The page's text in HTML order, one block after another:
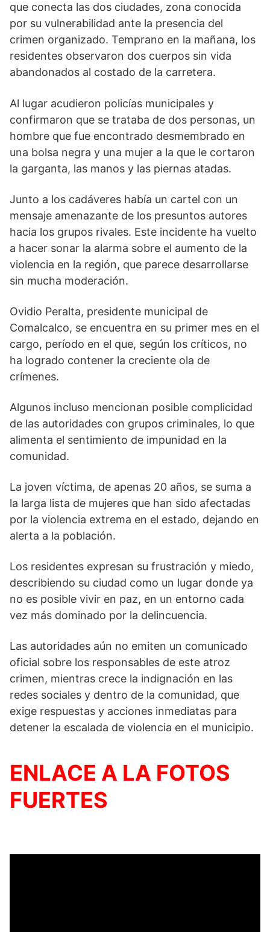
que conecta las dos ciudades, zona conocida
por su vulnerabilidad ante la presencia del
crimen organizado. Temprano en la mañana, los
residentes observaron dos cuerpos sin vida
abandonados al costado de la carretera.
Al lugar acudieron policías municipales y
confirmaron que se trataba de dos personas, un
hombre que fue encontrado desmembrado en
una bolsa negra y una mujer a la que le cortaron
la garganta, las manos y las piernas atadas.
Junto a los cadáveres había un cartel con un
mensaje amenazante de los presuntos autores
hacia los grupos rivales. Este incidente ha vuelto
a hacer sonar la alarma sobre el aumento de la
violencia en la región, que parece desarrollarse
sin mucha moderación.
Ovidio Peralta, presidente municipal de
Comalcalco, se encuentra en su primer mes en el
cargo, período en el que, según los críticos, no
ha logrado contener la creciente ola de
crímenes.
Algunos incluso mencionan posible complicidad
de las autoridades con grupos criminales, lo que
alimenta el sentimiento de impunidad en la
comunidad.
La joven víctima, de apenas 20 años, se suma a
la larga lista de mujeres que han sido afectadas
por la violencia extrema en el estado, dejando en
alerta a la población.
Los residentes expresan su frustración y miedo,
describiendo su ciudad como un lugar donde ya
no es posible vivir en paz, en un entorno cada
vez más dominado por la delincuencia.
Las autoridades aún no emiten un comunicado
oficial sobre los responsables de este atroz
crimen, mientras crece la indignación en las
redes sociales y dentro de la comunidad, que
exige respuestas y acciones inmediatas para
detener la escalada de violencia en el municipio.
ENLACE A LA FOTOS
FUERTES